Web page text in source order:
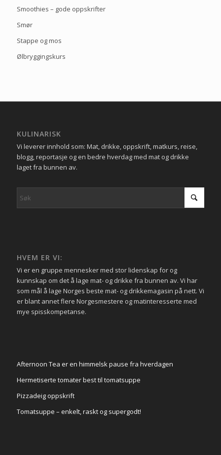
Smoothies – gode oppskrifter
Smør
Stappe og mos
Ølbryggingskurs
KULINARISK
Vi leverer innhold som: Mat, drikke, oppskrift, matkurs, reise,
blogg, reportasje og en bedre hverdag med mat og drikke
laget fra bunnen av.
HVEM ER VI:
Vi er en gruppe mennesker med stor lidenskap for og
kunnskap om det å lage mat- og drikke fra bunnen av. Vi har
som mål å lage Norges beste mat- og drikkemagasin på nett. Vi
er blant annet flere Norgesmestere og matinteresserte med
mye spisskompetanse.
Afternoon Tea er en himmelsk pause fra hverdagen
Hermetiserte tomater best til tomatsuppe
Pizzadeig oppskrift
Tomatsuppe – enkelt, raskt og supergodt!